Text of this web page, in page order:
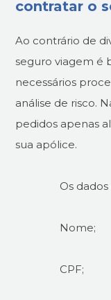
contratar o
Ao contrário de
seguro viagem é
necessários
análise de risco.
pedidos apenas
sua apólice.
Os dados
Nome;
CPF;